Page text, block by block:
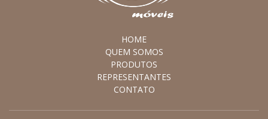
HOME
QUEM SOMOS
PRODUTOS
REPRESENTANTES
CONTATO